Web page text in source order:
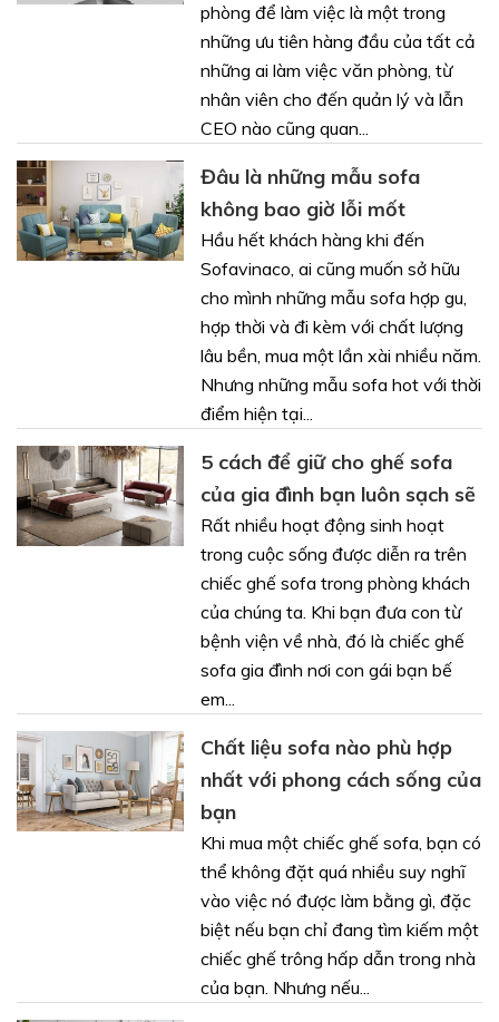
phòng để làm việc là một trong
những ưu tiên hàng đầu của tất cả
những ai làm việc văn phòng, từ
nhân viên cho đến quản lý và lẫn
CEO nào cũng quan...
Đâu là những mẫu sofa
không bao giờ lỗi mốt
Hầu hết khách hàng khi đến
Sofavinaco, ai cũng muốn sở hữu
cho mình những mẫu sofa hợp gu,
hợp thời và đi kèm với chất lượng
lâu bền, mua một lần xài nhiều năm.
Nhưng những mẫu sofa hot với thời
điểm hiện tại...
5 cách để giữ cho ghế sofa
của gia đình bạn luôn sạch sẽ
Rất nhiều hoạt động sinh hoạt
trong cuộc sống được diễn ra trên
chiếc ghế sofa trong phòng khách
của chúng ta. Khi bạn đưa con từ
bệnh viện về nhà, đó là chiếc ghế
sofa gia đình nơi con gái bạn bế
em...
Chất liệu sofa nào phù hợp
nhất với phong cách sống của
bạn
Khi mua một chiếc ghế sofa, bạn có
thể không đặt quá nhiều suy nghĩ
vào việc nó được làm bằng gì, đặc
biệt nếu bạn chỉ đang tìm kiếm một
chiếc ghế trông hấp dẫn trong nhà
của bạn. Nhưng nếu...